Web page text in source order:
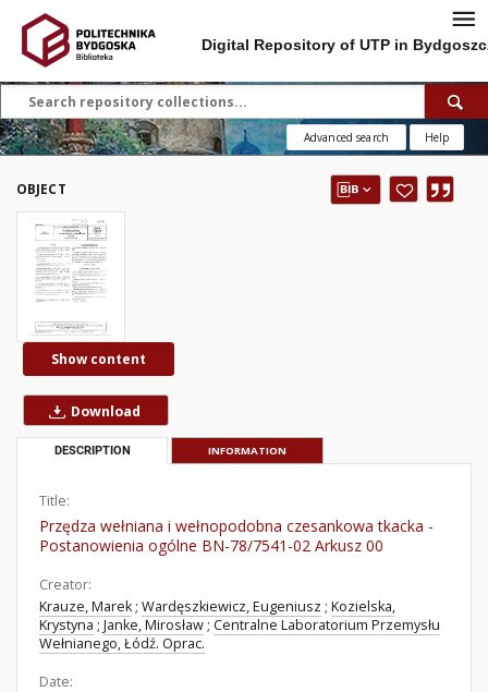
Digital Repository of UTP in
Advanced search Help
OBJECT
Show content
Download
DESCRIPTION INFORMATION
Title:
Przędza wełniana i wełnopodobna czesankowa tkacka -
Postanowienia ogólne BN-78/7541-02 Arkusz 00
Creator:
Krauze, Marek ; Wardęszkiewicz, Eugeniusz ; Kozielska,
Krystyna ; Janke, Mirosław ; Centralne Laboratorium Przemysłu
Wełnianego, Łódź. Oprac.
Date: